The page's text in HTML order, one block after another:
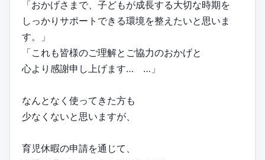
「おかげさまで、子どもが成長する大切な時期を
しっかりサポートできる環境を整えたいと思いま
す。」
「これも皆様のご理解とご協力のおかげと
心より感謝申し上げます… …」
なんとなく使ってきた方も
少なくないと思いますが、
育児休暇の申請を通じて、